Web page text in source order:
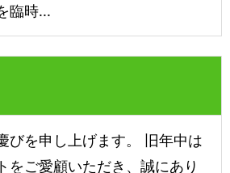
臨時...
びを申し上げます。 旧年中は
をご愛顧いただき、誠にあり